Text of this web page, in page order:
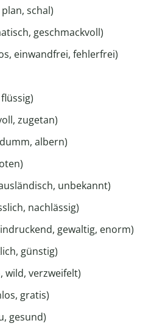
schal)
geschmackvoll)
einwandfrei, fehlerfrei)
zugetan)
albern)
unbekannt)
nachlässig)
gewaltig, enorm)
günstig)
wild, verzweifelt)
gratis)
gesund)